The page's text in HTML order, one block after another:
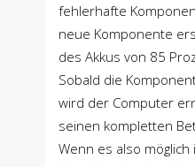
fehlerhafte
neue Komponente
des Akkus von 85
Sobald die
wird der Computer
seinen kompletten
Wenn es also